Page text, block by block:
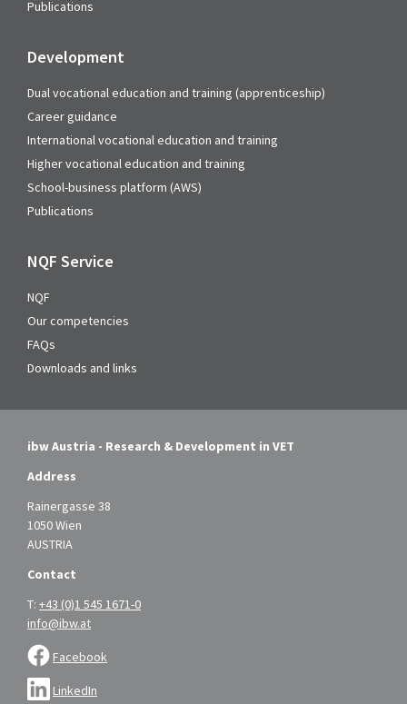
Publications
Development
Dual vocational education and training (apprenticeship)
Career guidance
International vocational education and training
Higher vocational education and training
School-business platform (AWS)
Publications
NQF Service
NQF
Our competencies
FAQs
Downloads and links
ibw Austria - Research & Development in VET
Address
Rainergasse 38
1050 Wien
AUSTRIA
Contact
T: +43 (0)1 545 1671-0
info@ibw.at
Facebook
LinkedIn